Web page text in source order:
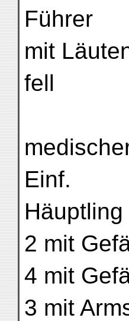
Führer
mit
fell
Einf.
Häuptling
2 mit
4 mit
3 mit